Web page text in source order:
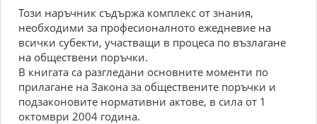
Този наръчник съдържа комплекс от знания,
необходими за професионалното ежедневие на
всички субекти, участващи в процеса по възлагане
на обществени поръчки.
В книгата са разгледани основните моменти по
прилагане на Закона за обществените поръчки и
подзаконовите нормативни актове, в сила от 1
октомври 2004 година.